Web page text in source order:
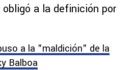
a la definición por
a la "maldición" de la
Balboa